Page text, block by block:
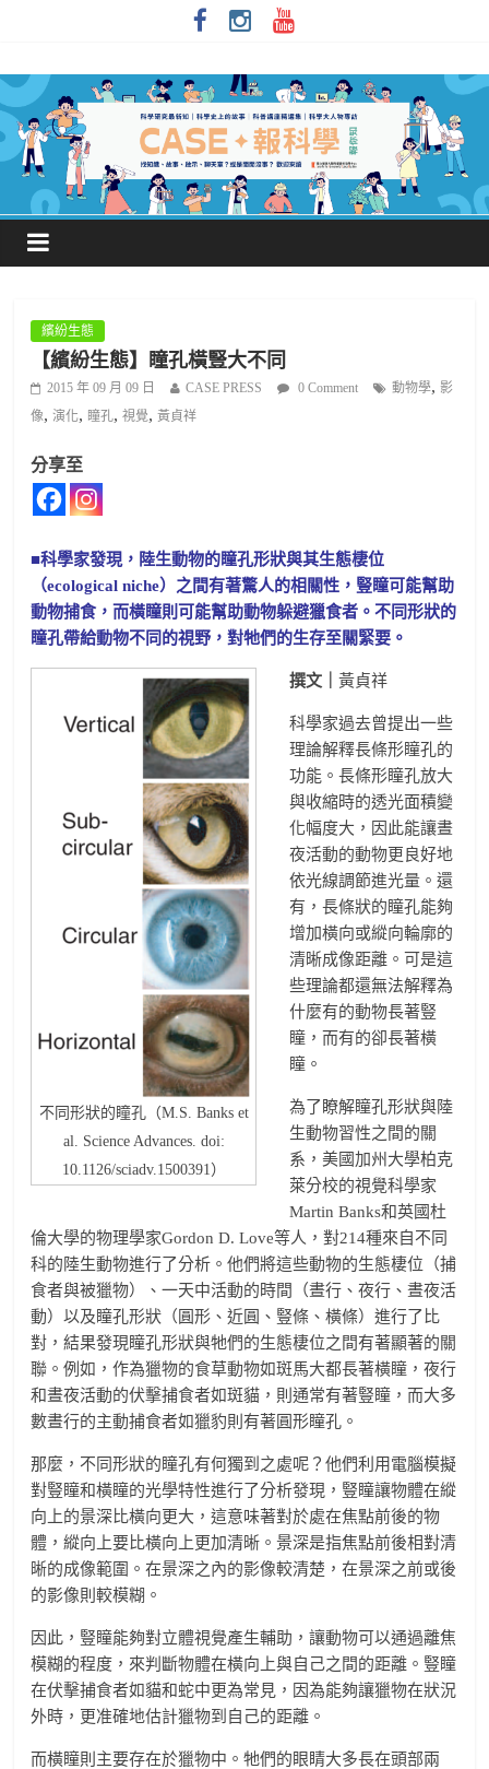
繽紛生態
【繽紛生態】瞳孔橫豎大不同
2015 年 09 月 09 日 CASE PRESS 0 Comment 動物學,影
像,演化, 瞳孔,視覺,黃貞祥
分享至
■科學家發現，陸生動物的瞳孔形狀與其生態棲位
（ecological niche）之間有著驚人的相關性，豎瞳可能幫助
動物捕食，而橫瞳則可能幫助動物躲避獵食者。不同形狀的
瞳孔帶給動物不同的視野，對牠們的生存至關緊要。
不同形狀的瞳孔（M.S. Banks et
al. Science Advances. doi:
10.1126/sciadv.1500391）
撰文｜黃貞祥
科學家過去曾提出一些
理論解釋長條形瞳孔的
功能。長條形瞳孔放大
與收縮時的透光面積變
化幅度大，因此能讓晝
夜活動的動物更良好地
依光線調節進光量。還
有，長條狀的瞳孔能夠
增加橫向或縱向輪廓的
清晰成像距離。可是這
些理論都還無法解釋為
什麼有的動物長著豎
瞳，而有的卻長著橫
瞳。
為了瞭解瞳孔形狀與陸
生動物習性之間的關
系，美國加州大學柏克
萊分校的視覺科學家
Martin Banks和英國杜
倫大學的物理學家Gordon D. Love等人，對214種來自不同
科的陸生動物進行了分析。他們將這些動物的生態棲位（捕
食者與被獵物）、一天中活動的時間（晝行、夜行、晝夜活
動）以及瞳孔形狀（圓形、近圓、豎條、橫條）進行了比
對，結果發現瞳孔形狀與牠們的生態棲位之間有著顯著的關
聯。例如，作為獵物的食草動物如斑馬大都長著橫瞳，夜行
和晝夜活動的伏擊捕食者如斑貓，則通常有著豎瞳，而大多
數晝行的主動捕食者如獵豹則有著圓形瞳孔。
那麼，不同形狀的瞳孔有何獨到之處呢？他們利用電腦模擬
對豎瞳和橫瞳的光學特性進行了分析發現，豎瞳讓物體在縱
向上的景深比橫向更大，這意味著對於處在焦點前後的物
體，縱向上要比橫向上更加清晰。景深是指焦點前後相對清
晰的成像範圍。在景深之內的影像較清楚，在景深之前或後
的影像則較模糊。
因此，豎瞳能夠對立體視覺產生輔助，讓動物可以通過離焦
模糊的程度，來判斷物體在橫向上與自己之間的距離。豎瞳
在伏擊捕食者如貓和蛇中更為常見，因為能夠讓獵物在狀況
外時，更准確地估計獵物到自己的距離。
而橫瞳則主要存在於獵物中。牠們的眼睛大多長在頭部兩